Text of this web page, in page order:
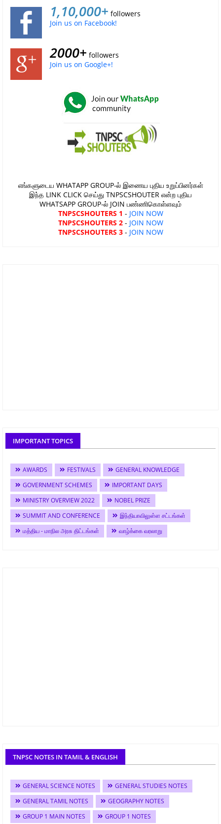
1,10,000+ followers
Join us on Facebook!
2000+ followers
Join us on Google+!
எங்களுடைய WHATAPP GROUP-ல் இணைய புதிய உறுப்பினர்கள்
இந்த LINK CLICK செய்து TNPSCSHOUTER என்ற புதிய
WHATSAPP GROUP-ல் JOIN பண்ணிகொள்ளவும்
TNPSCSHOUTERS 1 - JOIN NOW
TNPSCSHOUTERS 2- JOIN NOW
TNPSCSHOUTERS 3- JOIN NOW
IMPORTANT TOPICS
AWARDS FESTIVALS
GENERAL KNOWLEDGE
GOVERNMENT SCHEMES
IMPORTANT DAYS
MINISTRY OVERVIEW 2022
NOBEL PRIZE
SUMMIT AND CONFERENCE
இந்தியாவிலுள்ள சட்டங்கள்
மத்திய - மாநில அரசு திட்டங்கள்
வாழ்க்கை வரலாறு
TNPSC NOTES IN TAMIL & ENGLISH
GENERAL SCIENCE NOTES
GENERAL STUDIES NOTES
GENERAL TAMIL NOTES
GEOGRAPHY NOTES
GROUP 1 MAIN NOTES
GROUP 1 NOTES